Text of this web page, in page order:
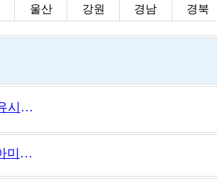
울산 강원 경남 경북
[구인][재택근무]여유시간으로 틈틈히 돈 벌어보실분 모집합니다
인천검단 자라다남아미술학원 미술교사 채용